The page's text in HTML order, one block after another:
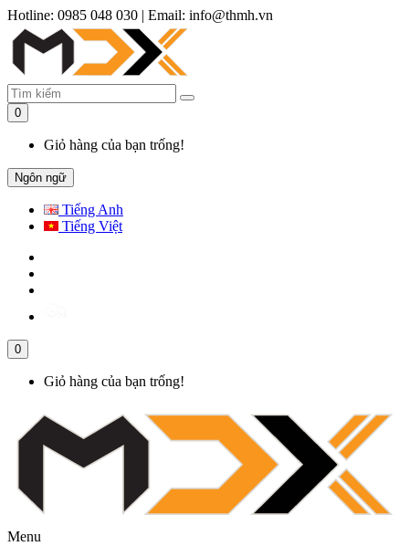
Hotline: 0985 048 030 | Email: info@thmh.vn
0
Giỏ hàng của bạn trống!
Ngôn ngữ
Tiếng Anh
Tiếng Việt
0
Giỏ hàng của bạn trống!
Menu